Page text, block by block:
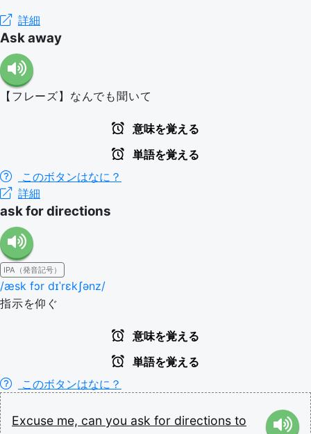
詳細
Ask away
【フレーズ】なんでも聞いて
意味を覚える
単語を覚える
このボタンはなに？
詳細
ask for directions
IPA（発音記号）
/æsk fɔr dɪˈrɛkʃənz/
指示を仰ぐ
意味を覚える
単語を覚える
このボタンはなに？
Excuse me, can you ask for directions to